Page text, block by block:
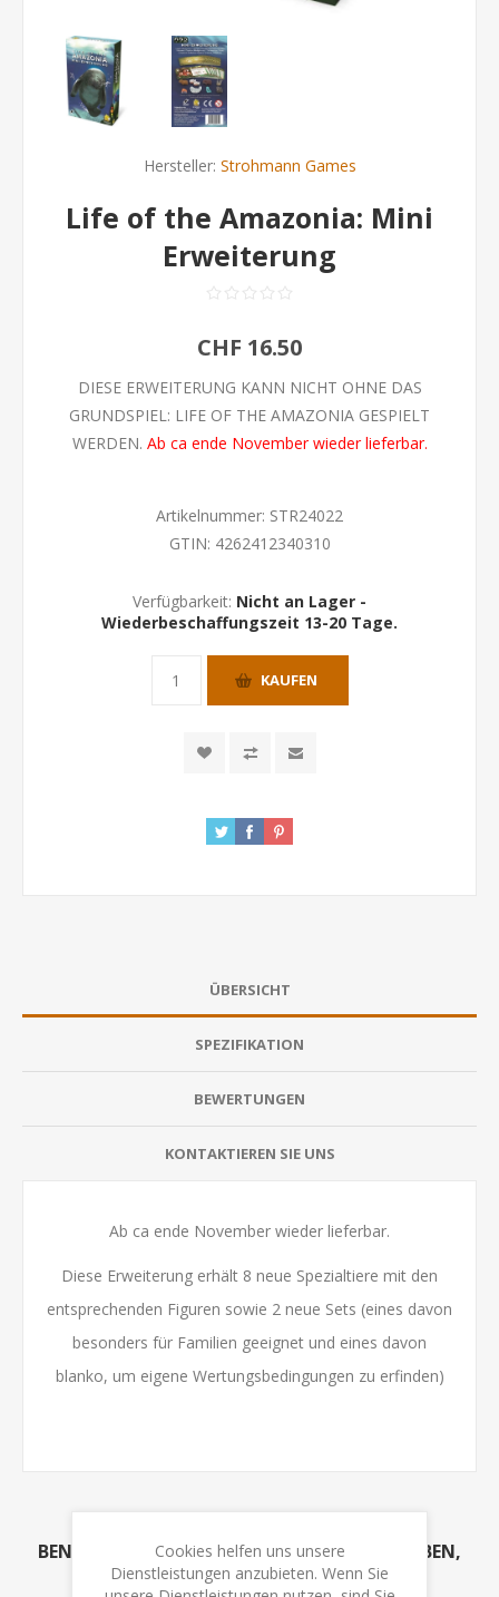
Hersteller: Strohmann Games
Life of the Amazonia: Mini
Erweiterung
CHF 16.50
DIESE ERWEITERUNG KANN NICHT OHNE DAS
GRUNDSPIEL: LIFE OF THE AMAZONIA GESPIELT
WERDEN. Ab ca ende November wieder lieferbar.
Artikelnummer: STR24022
GTIN: 4262412340310
Verfügbarkeit: Nicht an Lager -
Wiederbeschaffungszeit 13-20 Tage.
KAUFEN
ÜBERSICHT
SPEZIFIKATION
BEWERTUNGEN
KONTAKTIEREN SIE UNS
Ab ca ende November wieder lieferbar.
Diese Erweiterung erhält 8 neue Spezialtiere mit den
entsprechenden Figuren sowie 2 neue Sets (eines davon
besonders für Familien geeignet und eines davon
blanko, um eigene Wertungsbedingungen zu erfinden)
BENUTZER, DIE DIESEN ARTIKEL GEKAUFT HABEN,
HABEN AUCH GEKAUFT
Cookies helfen uns unsere
Dienstleistungen anzubieten. Wenn Sie